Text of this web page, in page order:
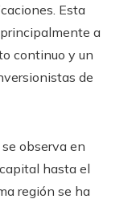
Esta
a
continuo y un
de
observa en
hasta el
región se ha